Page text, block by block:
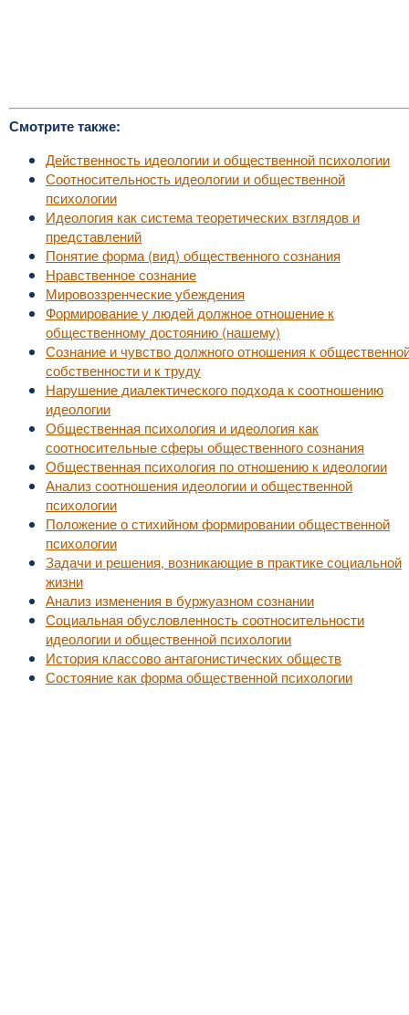
Смотрите также:
Действенность идеологии и общественной психологии
Соотносительность идеологии и общественной
психологии
Идеология как система теоретических взглядов и
представлений
Понятие форма (вид) общественного сознания
Нравственное сознание
Мировоззренческие убеждения
Формирование у людей должное отношение к
общественному достоянию (нашему)
Сознание и чувство должного отношения к
собственности и к труду
Нарушение диалектического подхода к соотношению
идеологии
Общественная психология и идеология как
соотносительные сферы общественного сознания
Общественная психология по отношению к идеологии
Анализ соотношения идеологии и общественной
психологии
Положение о стихийном формировании общественной
психологии
Задачи и решения, возникающие в практике социальной
жизни
Анализ изменения в буржуазном сознании
Социальная обусловленность соотносительности
идеологии и общественной психологии
История классово антагонистических обществ
Состояние как форма общественной психологии